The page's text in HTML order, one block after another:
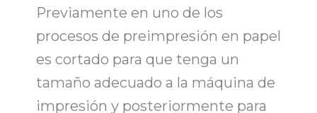
Previamente en uno de los
procesos de preimpresión en papel
es cortado para que tenga un
tamaño adecuado a la máquina de
impresión y posteriormente para